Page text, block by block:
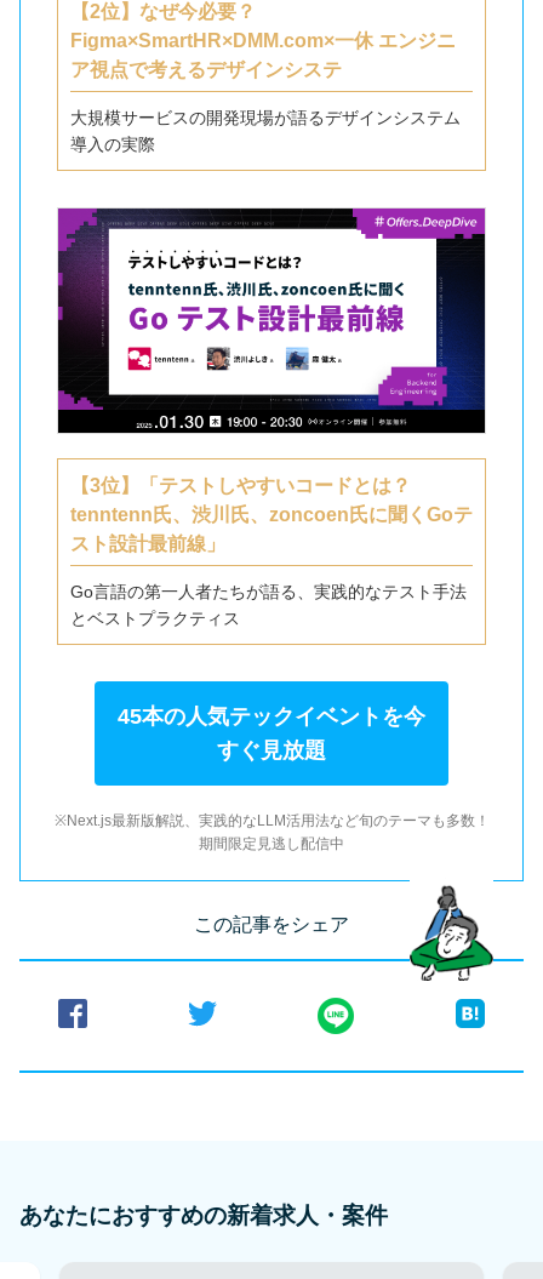
【2位】なぜ今必要？
Figma×SmartHR×DMM.com×一休 エンジニ
ア視点で考えるデザインシステ
大規模サービスの開発現場が語るデザインシステム
導入の実際
【3位】「テストしやすいコードとは？
tenntenn氏、渋川氏、zoncoen氏に聞くGoテ
スト設計最前線」
Go言語の第一人者たちが語る、実践的なテスト手法
とベストプラクティス
45本の人気テックイベントを今
すぐ見放題
※Next.js最新版解説、実践的なLLM活用法など旬のテーマも多数！
期間限定見逃し配信中
この記事をシェア
あなたにおすすめの新着求人・案件